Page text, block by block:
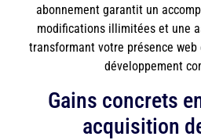
abonnement garantit un
modifications illimitées et une
transformant votre présence
développement
Gains concrets
acquisition